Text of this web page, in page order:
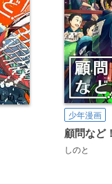
少年漫画
顧問など！
しのと